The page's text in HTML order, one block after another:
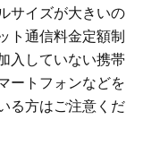
サイズが大きいの
ト通信料金定額制
入していない携帯
ートフォンなどを
る方はご注意くだ